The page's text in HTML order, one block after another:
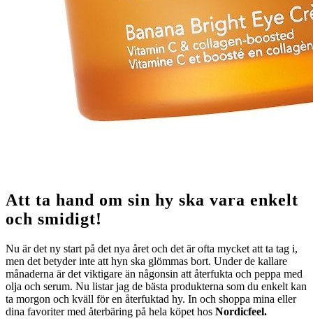
Att ta hand om sin hy ska vara enkelt
och smidigt!
Nu är det ny start på det nya året och det är ofta mycket att ta tag i,
men det betyder inte att hyn ska glömmas bort. Under de kallare
månaderna är det viktigare än någonsin att återfukta och peppa med
olja och serum. Nu listar jag de bästa produkterna som du enkelt kan
ta morgon och kväll för en återfuktad hy. In och shoppa mina eller
dina favoriter med återbäring på hela köpet hos Nordicfeel.